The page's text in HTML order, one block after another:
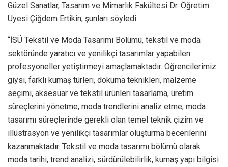
Güzel Sanatlar, Tasarım ve Mimarlık Fakültesi Dr. Öğretim
Üyesi Çiğdem Ertikin, şunları söyledi:
“İSÜ Tekstil ve Moda Tasarımı Bölümü, tekstil ve moda
sektöründe yaratıcı ve yenilikçi tasarımlar yapabilen
profesyoneller yetiştirmeyi amaçlamaktadır. Öğrencilerimiz
giysi, farklı kumaş türleri, dokuma teknikleri, malzeme
seçimi, aksesuar ve tekstil ürünleri tasarlama, üretim
süreçlerini yönetme, moda trendlerini analiz etme, moda
tasarımı süreçlerinde gerekli olan temel teknik çizim ve
illüstrasyon ve yenilikçi tasarımlar oluşturma becerilerini
kazanmaktadır. Tekstil ve moda tasarımı bölümü olarak
moda tarihi, trend analizi, sürdürülebilirlik, kumaş yapı bilgisi